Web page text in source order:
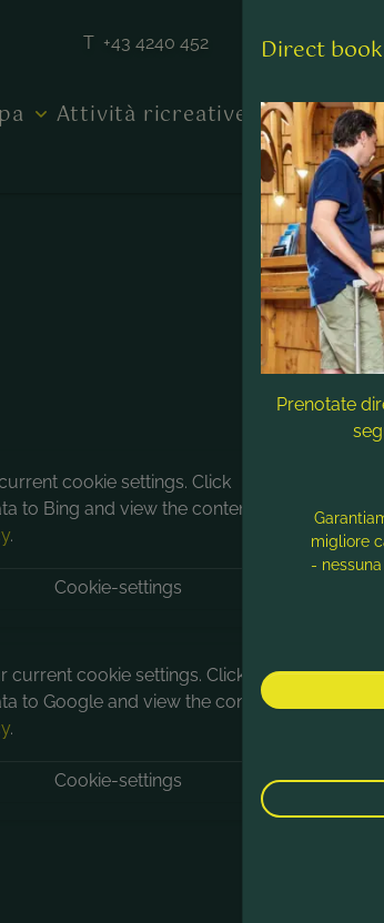
T +43 4240 452
Attività ricreative Contatto
cookie settings. Click
to Bing and view the content.
.
Cookie-settings
cookie settings. Click
to Google and view the content.
.
Cookie-settings
Direct
Prenotate
migliore
-